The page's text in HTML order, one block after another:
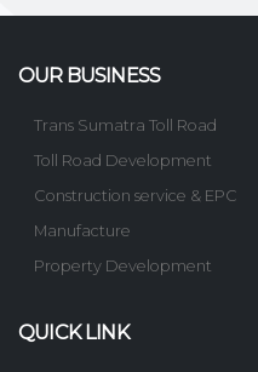
OUR BUSINESS
Trans Sumatra Toll Road
Toll Road Development
Construction service & EPC
Manufacture
Property Development
QUICK LINK